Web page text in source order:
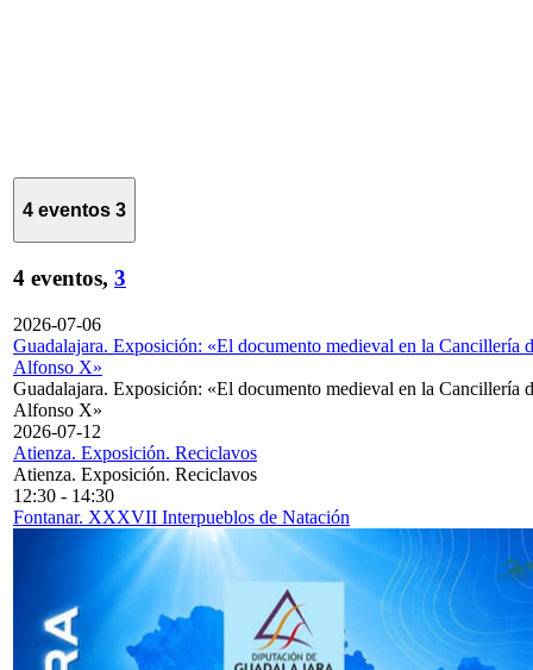
4 eventos 3
4 eventos, 3
2026-07-06
Guadalajara. Exposición: «El documento medieval en la Cancillería
Alfonso X»
Guadalajara. Exposición: «El documento medieval en la Cancillería
Alfonso X»
2026-07-12
Atienza. Exposición. Reciclavos
Atienza. Exposición. Reciclavos
12:30 - 14:30
Fontanar. XXXVII Interpueblos de Natación